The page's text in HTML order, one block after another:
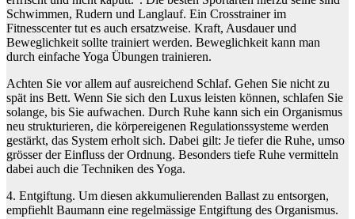
Schwimmen, Rudern und Langlauf. Ein Crosstrainer im
Fitnesscenter tut es auch ersatzweise. Kraft, Ausdauer und
Beweglichkeit sollte trainiert werden. Beweglichkeit kann man
durch einfache Yoga Übungen trainieren.
Achten Sie vor allem auf ausreichend Schlaf. Gehen Sie nicht zu
spät ins Bett. Wenn Sie sich den Luxus leisten können, schlafen Sie
solange, bis Sie aufwachen. Durch Ruhe kann sich ein Organismus
neu strukturieren, die körpereigenen Regulationssysteme werden
gestärkt, das System erholt sich. Dabei gilt: Je tiefer die Ruhe, umso
grösser der Einfluss der Ordnung. Besonders tiefe Ruhe vermitteln
dabei auch die Techniken des Yoga.
4. Entgiftung. Um diesen akkumulierenden Ballast zu entsorgen,
empfiehlt Baumann eine regelmässige Entgiftung des Organismus.